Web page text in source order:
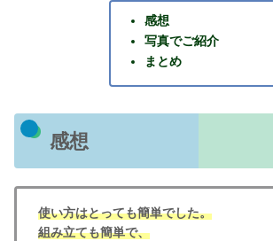
感想
写真でご紹介
まとめ
感想
使い方はとっても簡単でした。
組み立ても簡単で、